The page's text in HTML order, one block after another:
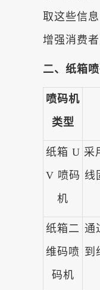
取这些信
增强消费
二、纸箱
喷码机
类型
纸箱 U
V 喷码
机
采
线
纸箱二
维码喷
码机
通
到